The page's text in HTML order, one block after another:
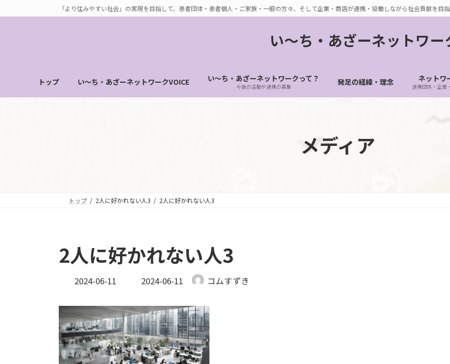
ン
キ
ビ
に
「より住みやすい社会」の実現を目指して、患者団体・患者個人・ご家族・一般の方々、そして企業・商店が連携・協働しながら社会貢献を目
い〜ち・あざーネットワー
トップ い～ち・あざーネットワークVOICE い～ち・あざーネットワークって？
今後の活動や連携の募集 発足の経緯・理念 ネットワ
連携団体・企業
メディア
トップ 2人に好かれない人3 2人に好かれない人3
2人に好かれない人3
2024-06-11
最
新
日
時
:
2024-06-11 コムすずき